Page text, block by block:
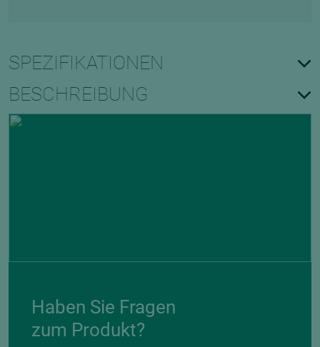
SPEZIFIKATIONEN
BESCHREIBUNG
Haben Sie Fragen
zum Produkt?